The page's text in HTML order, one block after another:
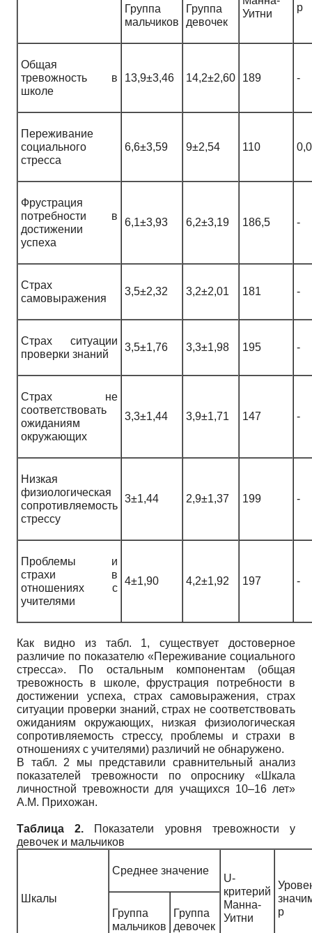
Уитни
р
Группа
мальчиков
Группа
девочек
Общая
тревожность в
школе
13,9±3,46 14,2±2,60 189 -
Переживание
социального
стресса
6,6±3,59 9±2,54 110
Фрустрация
потребности в
достижении
успеха
6,1±3,93 6,2±3,19 186,5 -
Страх
самовыражения
3,5±2,32 3,2±2,01 181 -
Страх ситуации
проверки знаний
3,5±1,76 3,3±1,98 195 -
Страх не
соответствовать
ожиданиям
окружающих
3,3±1,44 3,9±1,71 147 -
Низкая
физиологическая
сопротивляемость
стрессу
3±1,44 2,9±1,37 199 -
Проблемы и
страхи в
отношениях с
учителями
4±1,90 4,2±1,92 197 -
Как видно из табл. 1, существует достоверное
различие по показателю «Переживание социального
стресса». По остальным компонентам (общая
тревожность в школе, фрустрация потребности в
достижении успеха, страх самовыражения, страх
ситуации проверки знаний, страх не соответствовать
ожиданиям окружающих, низкая физиологическая
сопротивляемость стрессу, проблемы и страхи в
отношениях с учителями) различий не обнаружено.
В табл. 2 мы представили сравнительный анализ
показателей тревожности по опроснику «Шкала
личностной тревожности для учащихся 10–16 лет»
А.М. Прихожан.
Таблица 2. Показатели уровня тревожности у
девочек и мальчиков
Шкалы
Среднее значение
U-
критерий
Манна-
Уитни
р
Группа
мальчиков
Группа
девочек